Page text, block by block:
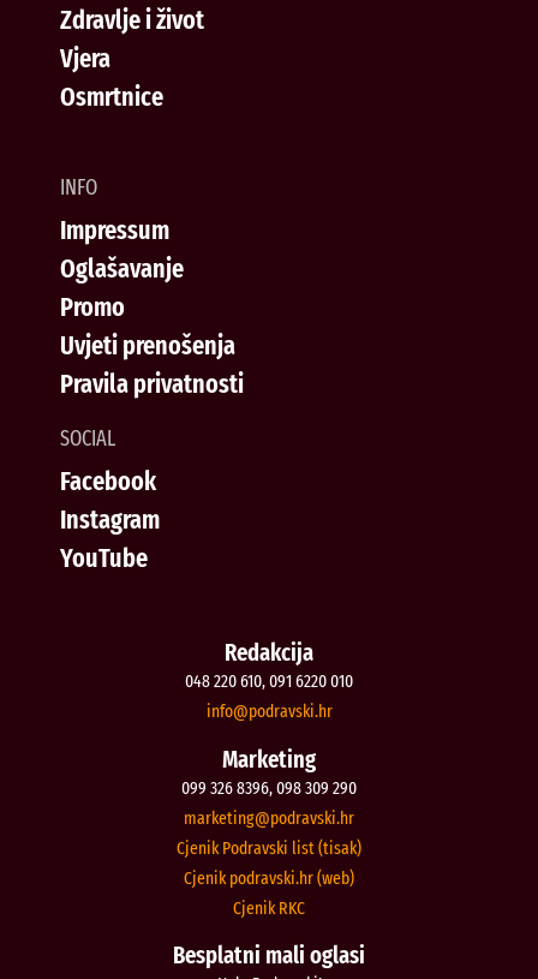
Zdravlje i život
Vjera
Osmrtnice
INFO
Impressum
Oglašavanje
Promo
Uvjeti prenošenja
Pravila privatnosti
SOCIAL
Facebook
Instagram
YouTube
Redakcija
048 220 610, 091 6220 010
rh.iksvardop
@ofni
Marketing
099 326 8396, 098 309 290
rh.iksvardop
@gnitekram
Cjenik Podravski list (tisak)
Cjenik podravski.hr (web)
Cjenik RKC
Besplatni mali oglasi